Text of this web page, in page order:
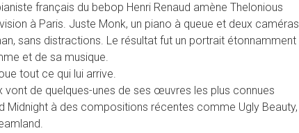
français du bebop Henri Renaud amène Thelonious
à Paris. Juste Monk, un piano à queue et deux caméras
sans distractions. Le résultat fut un portrait étonnamment
et de sa musique.
tout ce qui lui arrive.
vont de quelques-unes de ses œuvres les plus connues
Midnight à des compositions récentes comme Ugly Beauty,